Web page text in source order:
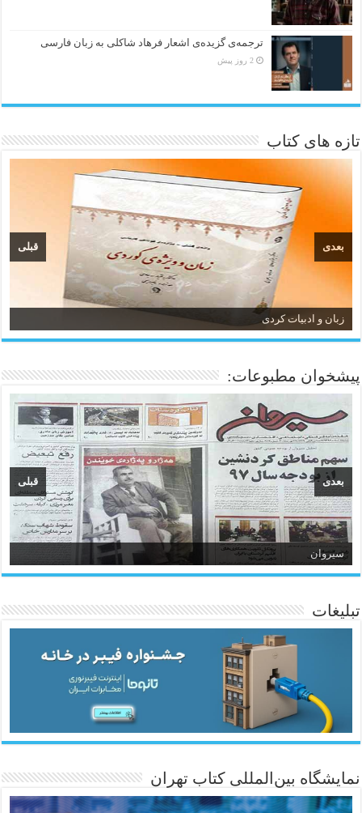
ترجمه‌ی گزیده‌‌ی اشعار فرهاد شاکلی به زبان فارسی
2 روز پیش
تازه های کتاب
زبان و ادبیات کردی
قبلی بعدی
پیشخوان مطبوعات:
سیروان
ئاژانسی هەواڵی مێهر
قبلی بعدی
تبلیغات
نمایشگاه بین‌المللی کتاب تهران